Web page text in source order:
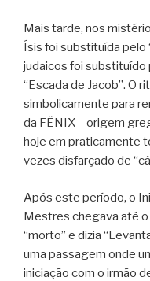
Mais tarde, nos
Ísis foi substituída pelo
judaicos foi substituído
“Escada de Jacob”. O
simbolicamente para
da FÊNIX – origem
hoje em praticamente
vezes disfarçado de
Após este período, o
Mestres chegava até
“morto” e dizia
uma passagem onde
iniciação com o irmão